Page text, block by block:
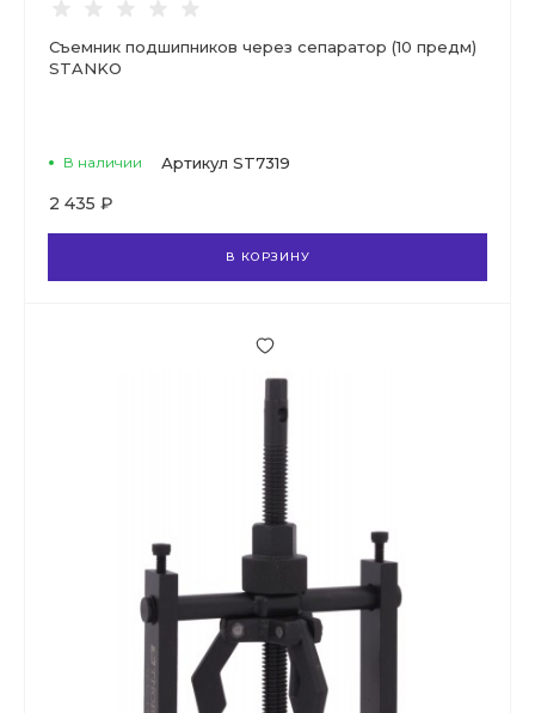
Съемник подшипников через сепаратор (10 предм)
STANKO
В наличии Артикул ST7319
2 435 ₽
В КОРЗИНУ